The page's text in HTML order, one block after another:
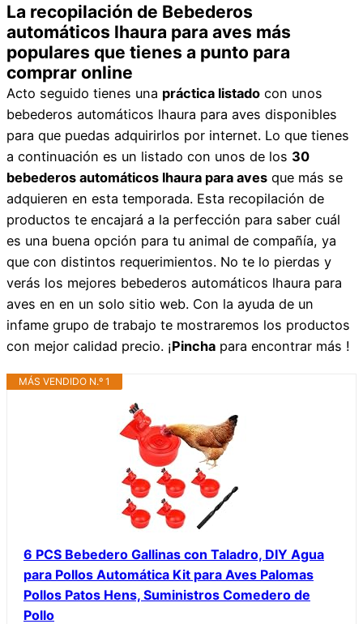
La recopilación de Bebederos
automáticos lhaura para aves más
populares que tienes a punto para
comprar online
Acto seguido tienes una práctica listado con unos
bebederos automáticos lhaura para aves disponibles
para que puedas adquirirlos por internet. Lo que tienes
a continuación es un listado con unos de los 30
bebederos automáticos lhaura para aves que más se
adquieren en esta temporada. Esta recopilación de
productos te encajará a la perfección para saber cuál
es una buena opción para tu animal de compañía, ya
que con distintos requerimientos. No te lo pierdas y
verás los mejores bebederos automáticos lhaura para
aves en en un solo sitio web. Con la ayuda de un
infame grupo de trabajo te mostraremos los productos
con mejor calidad precio. ¡Pincha para encontrar más !
MÁS VENDIDO N.º 1
6 PCS Bebedero Gallinas con Taladro, DIY Agua
para Pollos Automática Kit para Aves Palomas
Pollos Patos Hens, Suministros Comedero de
Pollo